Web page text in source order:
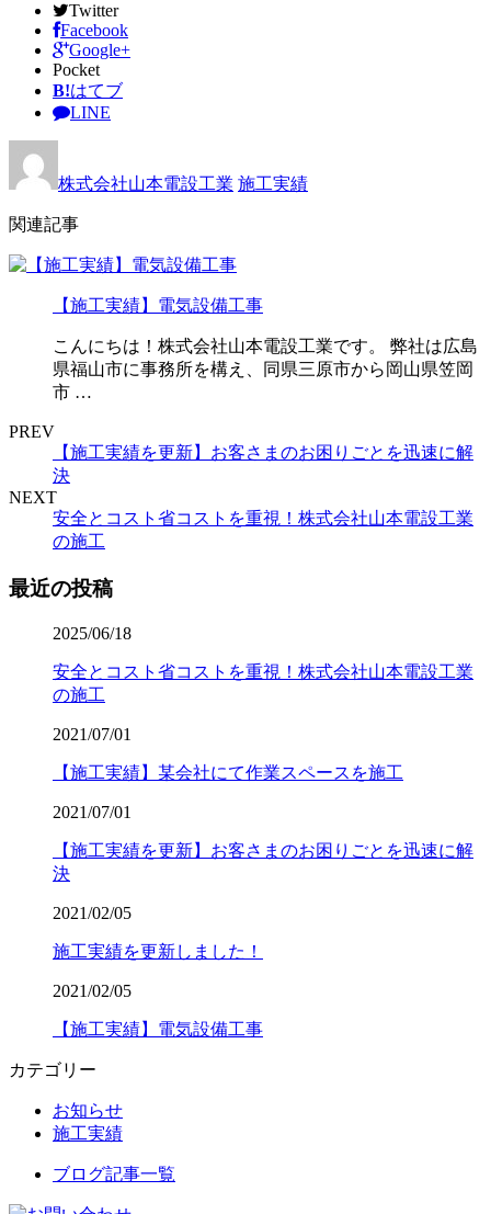
Twitter
Facebook
Google+
Pocket
B!はてブ
LINE
株式会社山本電設工業 施工実績
関連記事
【施工実績】電気設備工事
こんにちは！株式会社山本電設工業です。 弊社は広島
県福山市に事務所を構え、同県三原市から岡山県笠岡
市 …
PREV
【施工実績を更新】お客さまのお困りごとを迅速に解
決
NEXT
安全とコスト省コストを重視！株式会社山本電設工業
の施工
最近の投稿
2025/06/18
安全とコスト省コストを重視！株式会社山本電設工業
の施工
2021/07/01
【施工実績】某会社にて作業スペースを施工
2021/07/01
【施工実績を更新】お客さまのお困りごとを迅速に解
決
2021/02/05
施工実績を更新しました！
2021/02/05
【施工実績】電気設備工事
カテゴリー
お知らせ
施工実績
ブログ記事一覧